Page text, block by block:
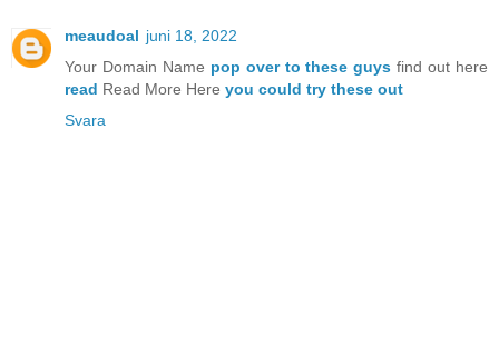
meaudoal juni 18, 2022
Your Domain Name pop over to these guys find out here
read Read More Here you could try these out
Svara